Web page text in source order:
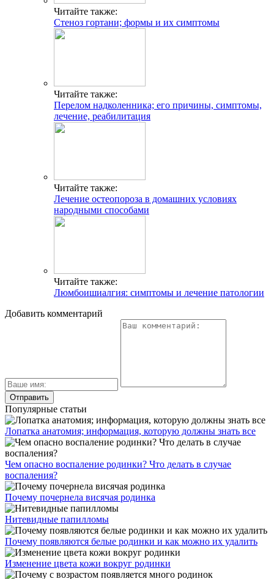
Читайте также:
Стеноз гортани; формы и их симптомы
Читайте также:
Перелом надколенника; его причины, симптомы,
лечение, реабилитация
Читайте также:
Лечение остеопороза в домашних условиях
народными способами
Читайте также:
Люмбоишиалгия: симптомы и лечение патологии
Добавить комментарий
Популярные статьи
Лопатка анатомия; информация, которую должны знать все
Чем опасно воспаление родинки? Что делать в случае
воспаления?
Почему почернела висячая родинка
Нитевидные папилломы
Почему появляются белые родинки и как можно их удалить
Изменение цвета кожи вокруг родинки